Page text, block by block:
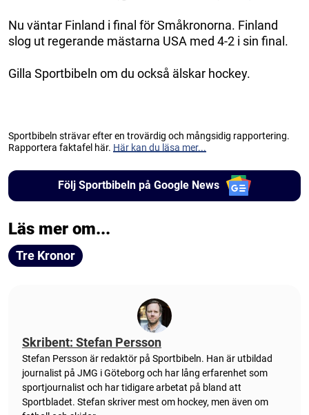
Nu väntar Finland i final för Småkronorna. Finland
slog ut regerande mästarna USA med 4-2 i sin final.
Gilla Sportbibeln om du också älskar hockey.
Sportbibeln strävar efter en trovärdig och mångsidig rapportering.
Rapportera faktafel här. Här kan du läsa mer...
Följ Sportbibeln på Google News
Läs mer om...
Tre Kronor
Skribent: Stefan Persson
Stefan Persson är redaktör på Sportbibeln. Han är utbildad
journalist på JMG i Göteborg och har lång erfarenhet som
sportjournalist och har tidigare arbetat på bland att
Sportbladet. Stefan skriver mest om hockey, men även om